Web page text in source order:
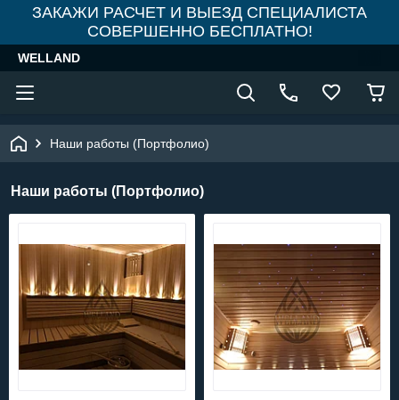
ЗАКАЖИ РАСЧЕТ И ВЫЕЗД СПЕЦИАЛИСТА
СОВЕРШЕННО БЕСПЛАТНО!
WELLAND
Наши работы (Портфолио)
Наши работы (Портфолио)